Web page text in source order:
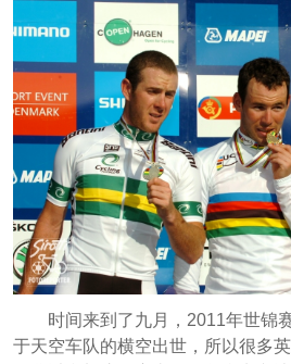
时间来到了九月，2011年世锦
于天空车队的横空出世，所以很多